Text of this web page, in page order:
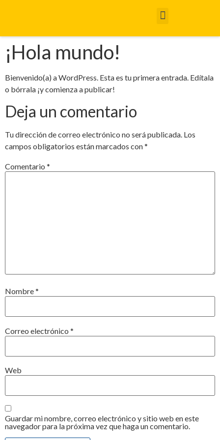
¡Hola mundo!
Bienvenido(a) a WordPress. Esta es tu primera entrada. Edítala
o bórrala ¡y comienza a publicar!
Deja un comentario
Tu dirección de correo electrónico no será publicada. Los
campos obligatorios están marcados con*
Comentario *
Nombre*
Correo electrónico *
Web
Guardar mi nombre, correo electrónico y sitio web en este
navegador para la próxima vez que haga un comentario.